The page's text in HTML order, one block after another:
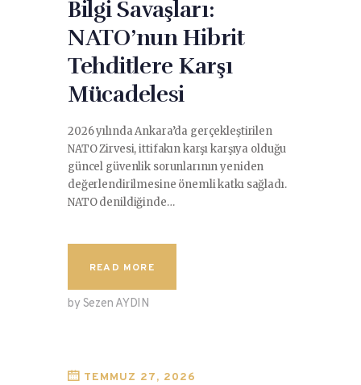
Bilgi Savaşları:
NATO’nun Hibrit
Tehditlere Karşı
Mücadelesi
2026 yılında Ankara’da gerçekleştirilen
NATO Zirvesi, ittifakın karşı karşıya olduğu
güncel güvenlik sorunlarının yeniden
değerlendirilmesine önemli katkı sağladı.
NATO denildiğinde…
READ MORE
by Sezen AYDIN
TEMMUZ 27, 2026